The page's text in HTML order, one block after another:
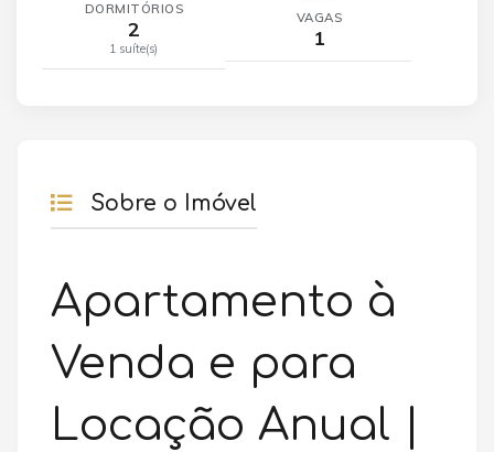
DORMITÓRIOS
2
1 suíte(s)
VAGAS
1
Sobre o Imóvel
Apartamento à
Venda e para
Locação Anual |